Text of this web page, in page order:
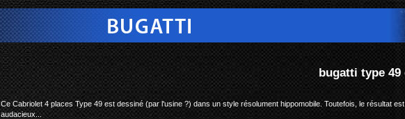
bugatti type 49 cabriolet hippomobile
Ce Cabriolet 4 places Type 49 est dessiné (par l'usine ?) dans un style résolument hippomobile. Toutefois, le résultat
audacieux...